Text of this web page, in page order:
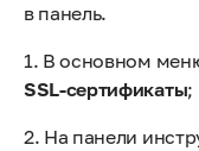
в панель.
1. В основном
SSL-сертификаты;
2. На панели